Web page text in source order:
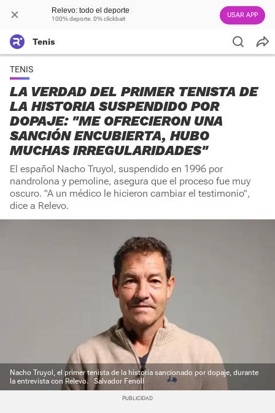
Relevo: todo el deporte
100% deporte. 0% clickbait USAR APP
Tenis
TENIS
LA VERDAD DEL PRIMER TENISTA DE
LA HISTORIA SUSPENDIDO POR
DOPAJE: "ME OFRECIERON UNA
SANCIÓN ENCUBIERTA, HUBO
MUCHAS IRREGULARIDADES"
El español Nacho Truyol, suspendido en 1996 por
nandrolona y pemoline, asegura que el proceso fue muy
oscuro. "A un médico le hicieron cambiar el testimonio",
dice a Relevo.
Nacho Truyol, el primer tenista de la historia sancionado por dopaje, durante
la entrevista con Relevo.
Salvador Fenoll